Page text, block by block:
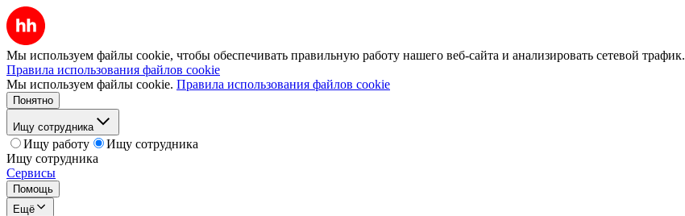
Мы используем файлы cookie, чтобы обеспечивать правильную работу нашего веб-сайта и анализировать сетевой трафик.
Правила использования файлов cookie
Мы используем файлы cookie. Правила использования файлов cookie
Понятно
Ищу сотрудника
Ищу работу
Ищу сотрудника
Ищу сотрудника
Сервисы
Помощь
Ещё